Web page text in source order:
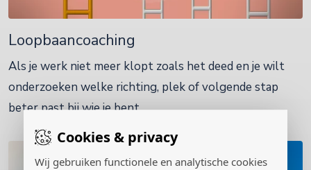
Cookies & privacy
Wij gebruiken functionele en analytische cookies
Loopbaancoaching
Als je werk niet meer klopt zoals het deed en je wilt
onderzoeken welke richting, plek of volgende stap
beter past bij wie je bent.